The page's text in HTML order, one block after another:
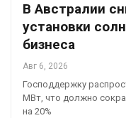
В Австралии
установки
бизнеса
Авг 6, 2026
Господдержку
МВт, что должно
на 20%